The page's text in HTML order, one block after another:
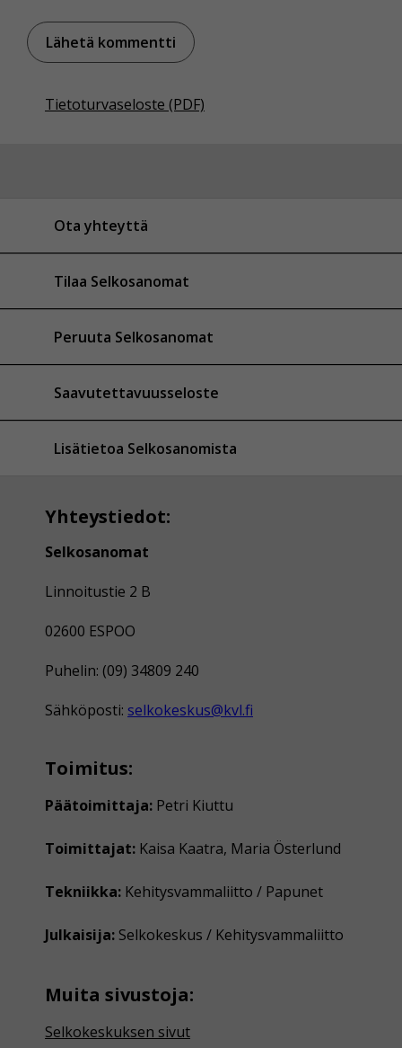
Tietoturvaseloste (PDF)
Ota yhteyttä
Tilaa Selkosanomat
Peruuta Selkosanomat
Saavutettavuusseloste
Lisätietoa Selkosanomista
Yhteystiedot:
Selkosanomat
Linnoitustie 2 B
02600 ESPOO
Puhelin: (09) 34809 240
Sähköposti: selkokeskus@kvl.fi
Toimitus:
Päätoimittaja: Petri Kiuttu
Toimittajat: Kaisa Kaatra, Maria Österlund
Tekniikka: Kehitysvammaliitto / Papunet
Julkaisija: Selkokeskus / Kehitysvammaliitto
Muita sivustoja:
Selkokeskuksen sivut